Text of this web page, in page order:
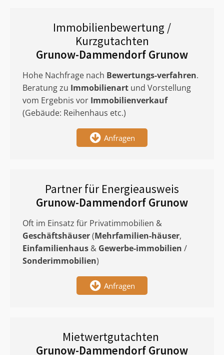
Immobilienbewertung /
Kurzgutachten
Grunow-Dammendorf Grunow
Hohe Nachfrage nach Bewertungs-verfahren.
Beratung zu Immobilienart und Vorstellung
vom Ergebnis vor Immobilienverkauf
(Gebäude: Reihenhaus etc.)
Anfragen
Partner für Energieausweis
Grunow-Dammendorf Grunow
Oft im Einsatz für Privatimmobilien &
Geschäftshäuser(Mehrfamilien-häuser,
Einfamilienhaus & Gewerbe-immobilien /
Sonderimmobilien)
Anfragen
Mietwertgutachten
Grunow-Dammendorf Grunow